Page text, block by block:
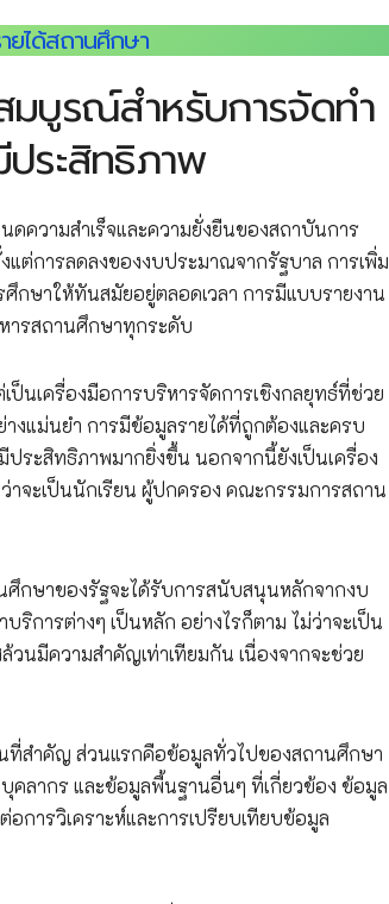
ยได้สถานศึกษา
มบูรณ์สำหรับการจัดทำ
ประสิทธิภาพ
ความสำเร็จและความยั่งยืนของสถาบันการ
ต่การลดลงของงบประมาณจากรัฐบาล การเพิ่ม
กษาให้ทันสมัยอยู่ตลอดเวลา การมีแบบรายงาน
ารสถานศึกษาทุกระดับ
ป็นเครื่องมือการบริหารจัดการเชิงกลยุทธ์ที่ช่วย
งแม่นยำ การมีข้อมูลรายได้ที่ถูกต้องและครบ
ประสิทธิภาพมากยิ่งขึ้น นอกจากนี้ยังเป็นเครื่อง
าจะเป็นนักเรียน ผู้ปกครอง คณะกรรมการสถาน
ศึกษาของรัฐจะได้รับการสนับสนุนหลักจากงบ
การต่างๆ เป็นหลัก อย่างไรก็ตาม ไม่ว่าจะเป็น
นมีความสำคัญเท่าเทียมกัน เนื่องจากจะช่วย
ที่สำคัญ ส่วนแรกคือข้อมูลทั่วไปของสถานศึกษา
ลากร และข้อมูลพื้นฐานอื่นๆ ที่เกี่ยวข้อง ข้อมูล
การวิเคราะห์และการเปรียบเทียบข้อมูล